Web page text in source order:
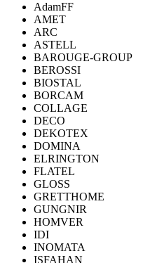
AdamFF
AMET
ARC
ASTELL
BAROUGE-GROUP
BEROSSI
BIOSTAL
BORCAM
COLLAGE
DECO
DEKOTEX
DOMINA
ELRINGTON
FLATEL
GLOSS
GRETTHOME
GUNGNIR
HOMVER
IDI
INOMATA
ISFAHAN